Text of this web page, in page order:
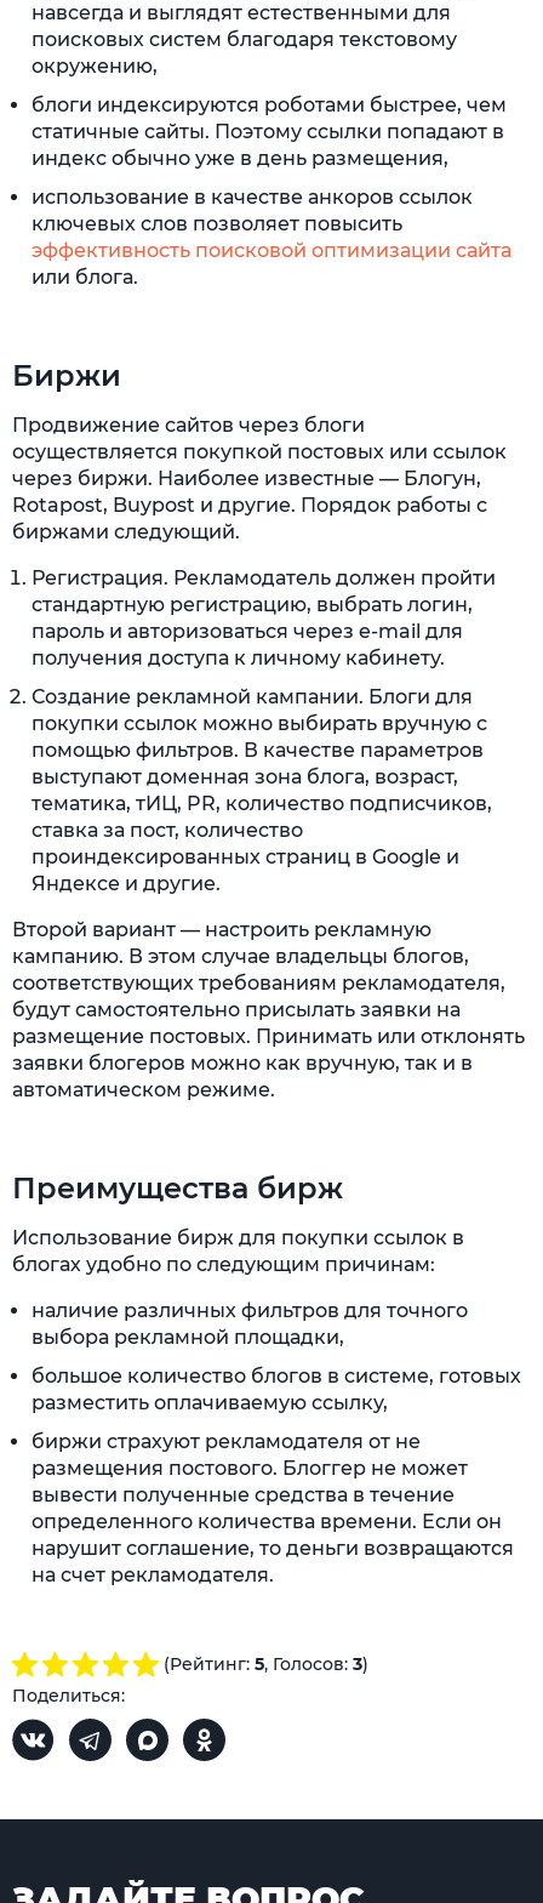
навсегда и выглядят естественными для
поисковых систем благодаря текстовому
окружению,
блоги индексируются роботами быстрее, чем
статичные сайты. Поэтому ссылки попадают в
индекс обычно уже в день размещения,
использование в качестве анкоров ссылок
ключевых слов позволяет повысить
эффективность поисковой оптимизации сайта
или блога.
Биржи
Продвижение сайтов через блоги
осуществляется покупкой постовых или ссылок
через биржи. Наиболее известные — Блогун,
Rotapost, Buypost и другие. Порядок работы с
биржами следующий.
Регистрация. Рекламодатель должен пройти
стандартную регистрацию, выбрать логин,
пароль и авторизоваться через e-mail для
получения доступа к личному кабинету.
Создание рекламной кампании. Блоги для
покупки ссылок можно выбирать вручную с
помощью фильтров. В качестве параметров
выступают доменная зона блога, возраст,
тематика, тИЦ, PR, количество подписчиков,
ставка за пост, количество
проиндексированных страниц в Google и
Яндексе и другие.
Второй вариант — настроить рекламную
кампанию. В этом случае владельцы блогов,
соответствующих требованиям рекламодателя,
будут самостоятельно присылать заявки на
размещение постовых. Принимать или отклонять
заявки блогеров можно как вручную, так и в
автоматическом режиме.
Преимущества бирж
Использование бирж для покупки ссылок в
блогах удобно по следующим причинам:
наличие различных фильтров для точного
выбора рекламной площадки,
большое количество блогов в системе, готовых
разместить оплачиваемую ссылку,
биржи страхуют рекламодателя от не
размещения постового. Блоггер не может
вывести полученные средства в течение
определенного количества времени. Если он
нарушит соглашение, то деньги возвращаются
на счет рекламодателя.
(Рейтинг: 5, Голосов: 3)
Поделиться: